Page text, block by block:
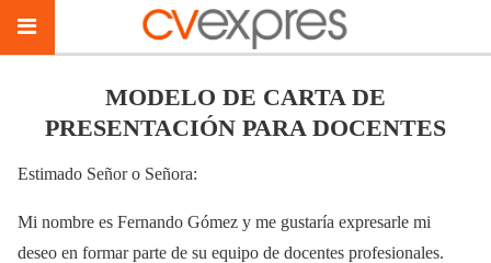
MODELO DE CARTA DE
PRESENTACIÓN PARA DOCENTES
Estimado Señor o Señora:
Mi nombre es Fernando Gómez y me gustaría expresarle mi
deseo en formar parte de su equipo de docentes profesionales.